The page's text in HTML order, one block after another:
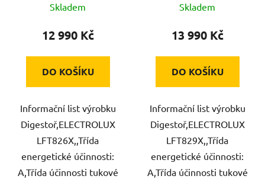
Skladem
12 990 Kč
DO KOŠÍKU
Informační list výrobku
Digestoř,ELECTROLUX
LFT826X,,Třída
energetické účinnosti:
A,Třída účinnosti tukové
Skladem
13 990 Kč
DO KOŠÍKU
Informační list výrobku
Digestoř,ELECTROLUX
LFT829X,,Třída
energetické účinnosti:
A,Třída účinnosti tukové